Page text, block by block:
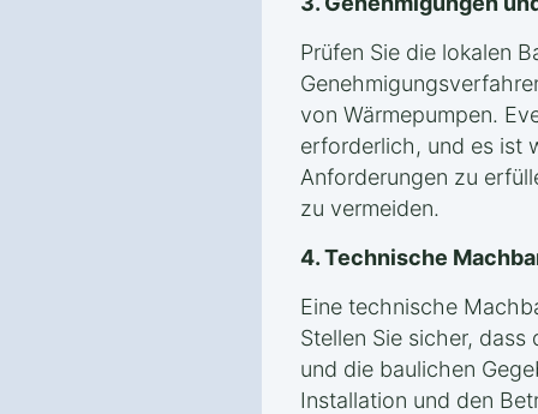
Prüfen Sie die lokalen
von Wärmepumpen.
erforderlich, und es ist
Anforderungen zu
zu vermeiden.
4. Technische
Eine technische
Stellen Sie sicher,
und die baulichen
Installation und den